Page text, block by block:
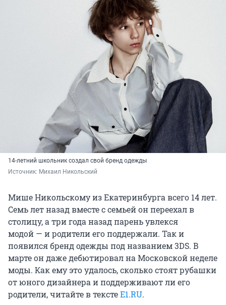
14-летний школьник создал свой бренд одежды
Источник: Михаил Никольский
Мише Никольскому из Екатеринбурга всего 14 лет.
Семь лет назад вместе с семьей он переехал в
столицу, а три года назад парень увлекся
модой — и родители его поддержали. Так и
появился бренд одежды под названием 3DS. В
марте он даже дебютировал на Московской неделе
моды. Как ему это удалось, сколько стоят рубашки
от юного дизайнера и поддерживают ли его
родители, читайте в текстеE1.RU.